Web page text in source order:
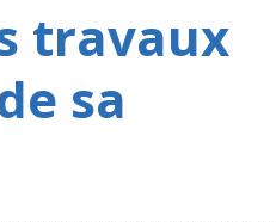
travaux
sa